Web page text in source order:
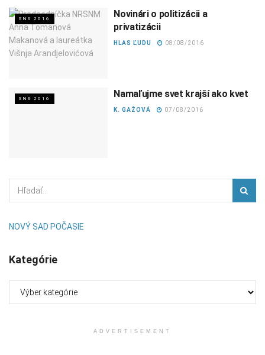
SNS 2016
Novinári o politizácii a
privatizácii
HLAS ĽUDU 08/08/2016
SNS 2016 Namaľujme svet krajší ako kvet
K. GAŽOVÁ 07/08/2016
NOVÝ SAD POČASIE
Kategórie
ADVERTISEMENT